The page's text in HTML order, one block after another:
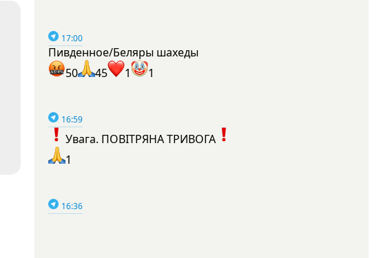
17:00
Пивденное/Беляры шахеды
50
45 1 1
16:59
Увага. ПОВІТРЯНА ТРИВОГА
1
16:36